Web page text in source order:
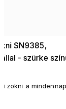
SN9385,
- szürke
zokni a